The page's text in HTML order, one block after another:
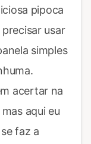
pipoca
usar
simples
acertar na
aqui eu
faz a